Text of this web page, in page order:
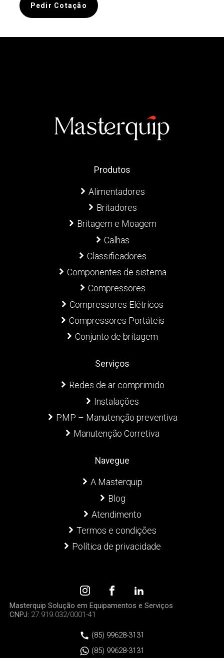
Pedir Cotação
Produtos
Alimentadores
Britadores
Britagem e Moagem
Calhas
Classificadores
Componentes de sistema
Compressores
Compressores Elétricos
Compressores Portáteis
Conjunto de britagem
Serviços
Redes de ar comprimido
Instalações
PMP – Manutenção preventiva
Manutenção Corretiva
Navegue
A Masterquip
Blog
Atendimento
Termos e condições
Política de privacidade
Masterquip Solução em Equipamentos e Serviços
CNPJ: 27.919.032/0001-41
(85) 99628-3131
(85) 99628-3131